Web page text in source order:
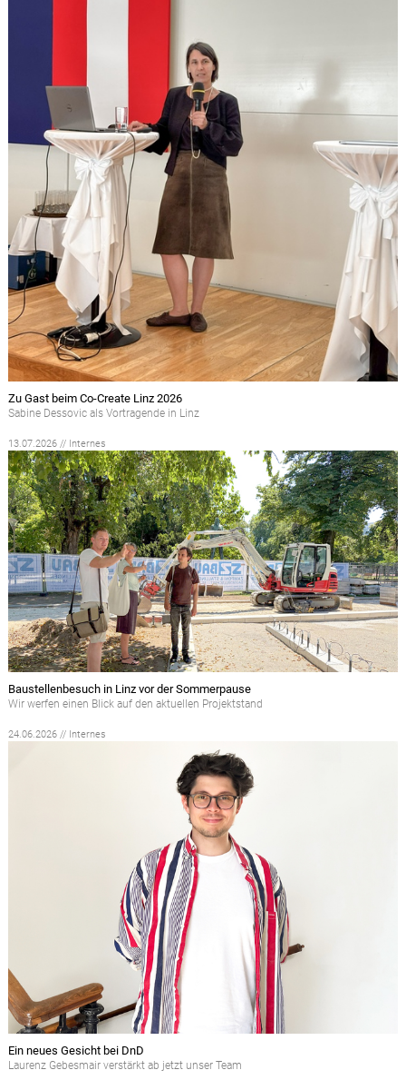
Zu Gast beim Co-Create Linz 2026
Sabine Dessovic als Vortragende in Linz
13.07.2026 // Internes
Baustellenbesuch in Linz vor der Sommerpause
Wir werfen einen Blick auf den aktuellen Projektstand
24.06.2026 // Internes
Ein neues Gesicht bei DnD
Laurenz Gebesmair verstärkt ab jetzt unser Team